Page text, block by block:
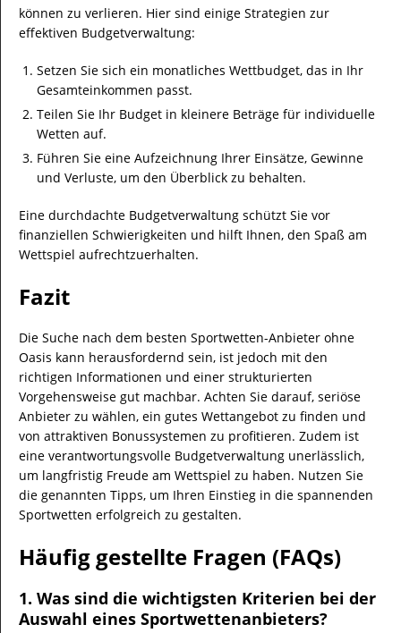
können zu verlieren. Hier sind einige Strategien zur
effektiven Budgetverwaltung:
Setzen Sie sich ein monatliches Wettbudget, das in Ihr
Gesamteinkommen passt.
Teilen Sie Ihr Budget in kleinere Beträge für individuelle
Wetten auf.
Führen Sie eine Aufzeichnung Ihrer Einsätze, Gewinne
und Verluste, um den Überblick zu behalten.
Eine durchdachte Budgetverwaltung schützt Sie vor
finanziellen Schwierigkeiten und hilft Ihnen, den Spaß am
Wettspiel aufrechtzuerhalten.
Fazit
Die Suche nach dem besten Sportwetten-Anbieter ohne
Oasis kann herausfordernd sein, ist jedoch mit den
richtigen Informationen und einer strukturierten
Vorgehensweise gut machbar. Achten Sie darauf, seriöse
Anbieter zu wählen, ein gutes Wettangebot zu finden und
von attraktiven Bonussystemen zu profitieren. Zudem ist
eine verantwortungsvolle Budgetverwaltung unerlässlich,
um langfristig Freude am Wettspiel zu haben. Nutzen Sie
die genannten Tipps, um Ihren Einstieg in die spannenden
Sportwetten erfolgreich zu gestalten.
Häufig gestellte Fragen (FAQs)
1. Was sind die wichtigsten Kriterien bei der
Auswahl eines Sportwettenanbieters?